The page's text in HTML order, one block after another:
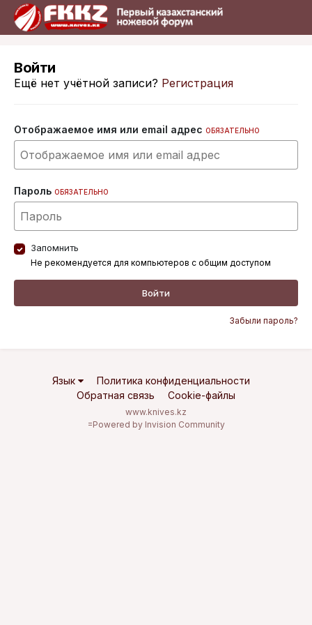
Войти
Ещё нет учётной записи? Регистрация
Отображаемое имя или email адрес ОБЯЗАТЕЛЬНО
Пароль ОБЯЗАТЕЛЬНО
Запомнить
Не рекомендуется для компьютеров с общим доступом
Войти
Забыли пароль?
Язык
Политика конфиденциальности
Обратная связь
Cookie-файлы
www.knives.kz
=Powered by Invision Community